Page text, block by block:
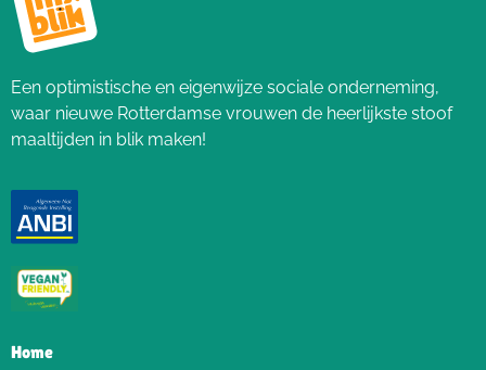
Een optimistische en eigenwijze sociale onderneming,
waar nieuwe Rotterdamse vrouwen de heerlijkste stoof
maaltijden in blik maken!
Home